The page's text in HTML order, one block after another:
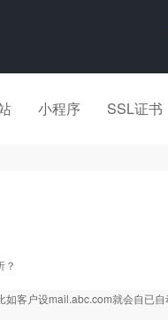
小程序 SSL证书
？
客户设mail.abc.com就会自已